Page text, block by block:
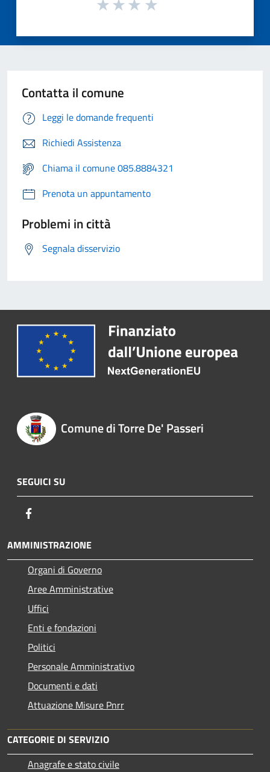
Contatta il comune
Leggi le domande frequenti
Richiedi Assistenza
Chiama il comune 085.8884321
Prenota un appuntamento
Problemi in città
Segnala disservizio
Comune di Torre De' Passeri
SEGUICI SU
AMMINISTRAZIONE
Organi di Governo
Aree Amministrative
Uffici
Enti e fondazioni
Politici
Personale Amministrativo
Documenti e dati
Attuazione Misure Pnrr
CATEGORIE DI SERVIZIO
Anagrafe e stato civile